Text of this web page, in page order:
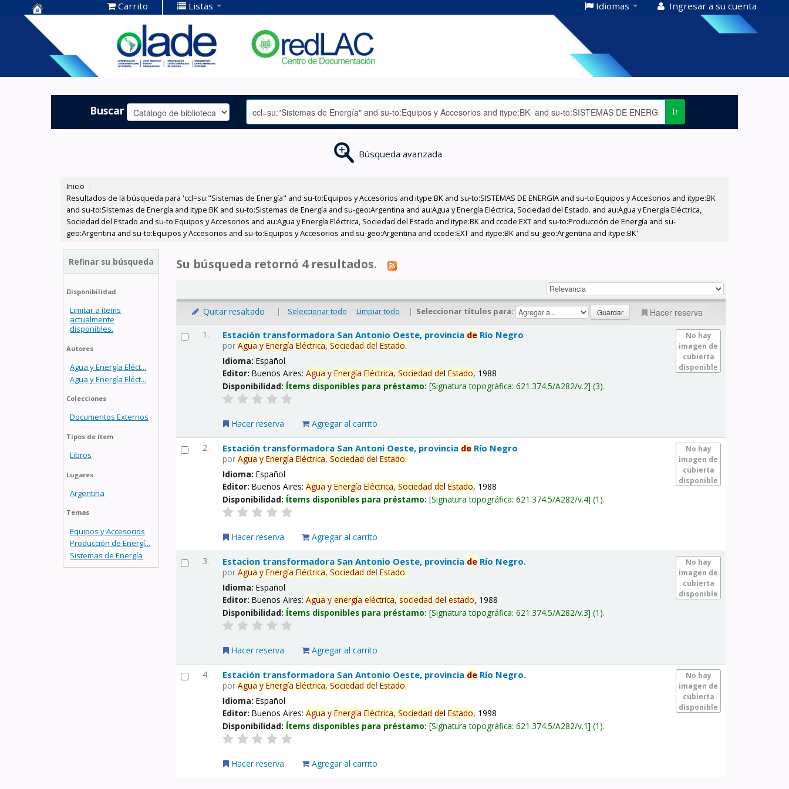
Centro de
Documentación
OLADE -
Carrito Listas Idiomas Ingresar a su cuenta
Buscar Ir
Búsqueda avanzada
Inicio ›
Resultados de la búsqueda para 'ccl=su:"Sistemas de Energía" and su-to:Equipos y Accesorios and itype:BK and su-to:SISTEMAS DE ENERGIA and su-to:Equipos y Accesorios and itype:BK
and su-to:Sistemas de Energía and itype:BK and su-to:Sistemas de Energía and su-geo:Argentina and au:Agua y Energía Eléctrica, Sociedad del Estado. and au:Agua y Energía Eléctrica,
Sociedad del Estado and su-to:Equipos y Accesorios and au:Agua y Energía Eléctrica, Sociedad del Estado and itype:BK and ccode:EXT and su-to:Producción de Energía and su-
geo:Argentina and su-to:Equipos y Accesorios and su-to:Equipos y Accesorios and su-geo:Argentina and ccode:EXT and itype:BK and su-geo:Argentina and itype:BK'
Refinar su búsqueda
Disponibilidad
Limitar a ítems
actualmente
disponibles.
Autores
Agua y Energía Eléct...
Agua y Energía Eléct...
Colecciones
Documentos Externos
Tipos de ítem
Libros
Lugares
Argentina
Temas
Equipos y Accesorios
Producción de Energí...
Sistemas de Energía
Su búsqueda retornó 4 resultados.
Quitar resaltado | Seleccionar todo Limpiar todo | Seleccionar títulos para: Hacer reserva
1.
No hay
imagen de
cubierta
disponible
Estación transformadora San Antonio Oeste, provincia de Río Negro
porAgua y Energía Eléctrica, Sociedad delEstado.
Idioma:Español
Editor:Buenos Aires:Agua y Energía Eléctrica, Sociedad delEstado, 1988
Disponibilidad: Ítems disponibles para préstamo: Signatura topográfica:621.374.5/A282/v.2 (3).
Hacer reserva Agregar al carrito
2.
No hay
imagen de
cubierta
disponible
Estación transformadora San Antoni Oeste, provincia de Río Negro
porAgua y Energía Eléctrica, Sociedad delEstado.
Idioma:Español
Editor:Buenos Aires:Agua y Energía Eléctrica, Sociedad delEstado, 1988
Disponibilidad: Ítems disponibles para préstamo: Signatura topográfica:621.374.5/A282/v.4 (1).
Hacer reserva Agregar al carrito
3.
No hay
imagen de
cubierta
disponible
Estacion transformadora San Antonio Oeste, provincia de Río Negro.
porAgua y Energía Eléctrica, Sociedad delEstado.
Idioma:Español
Editor:Buenos Aires:Agua y energía eléctrica, sociedad delestado, 1988
Disponibilidad: Ítems disponibles para préstamo: Signatura topográfica:621.374.5/A282/v.3 (1).
Hacer reserva Agregar al carrito
4.
No hay
imagen de
cubierta
disponible
Estación transformadora San Antonio Oeste, provincia de Río Negro.
porAgua y Energía Eléctrica, Sociedad delEstado.
Idioma:Español
Editor:Buenos Aires:Agua y Energía Eléctrica, Sociedad delEstado, 1998
Disponibilidad: Ítems disponibles para préstamo: Signatura topográfica:621.374.5/A282/v.1 (1).
Hacer reserva Agregar al carrito